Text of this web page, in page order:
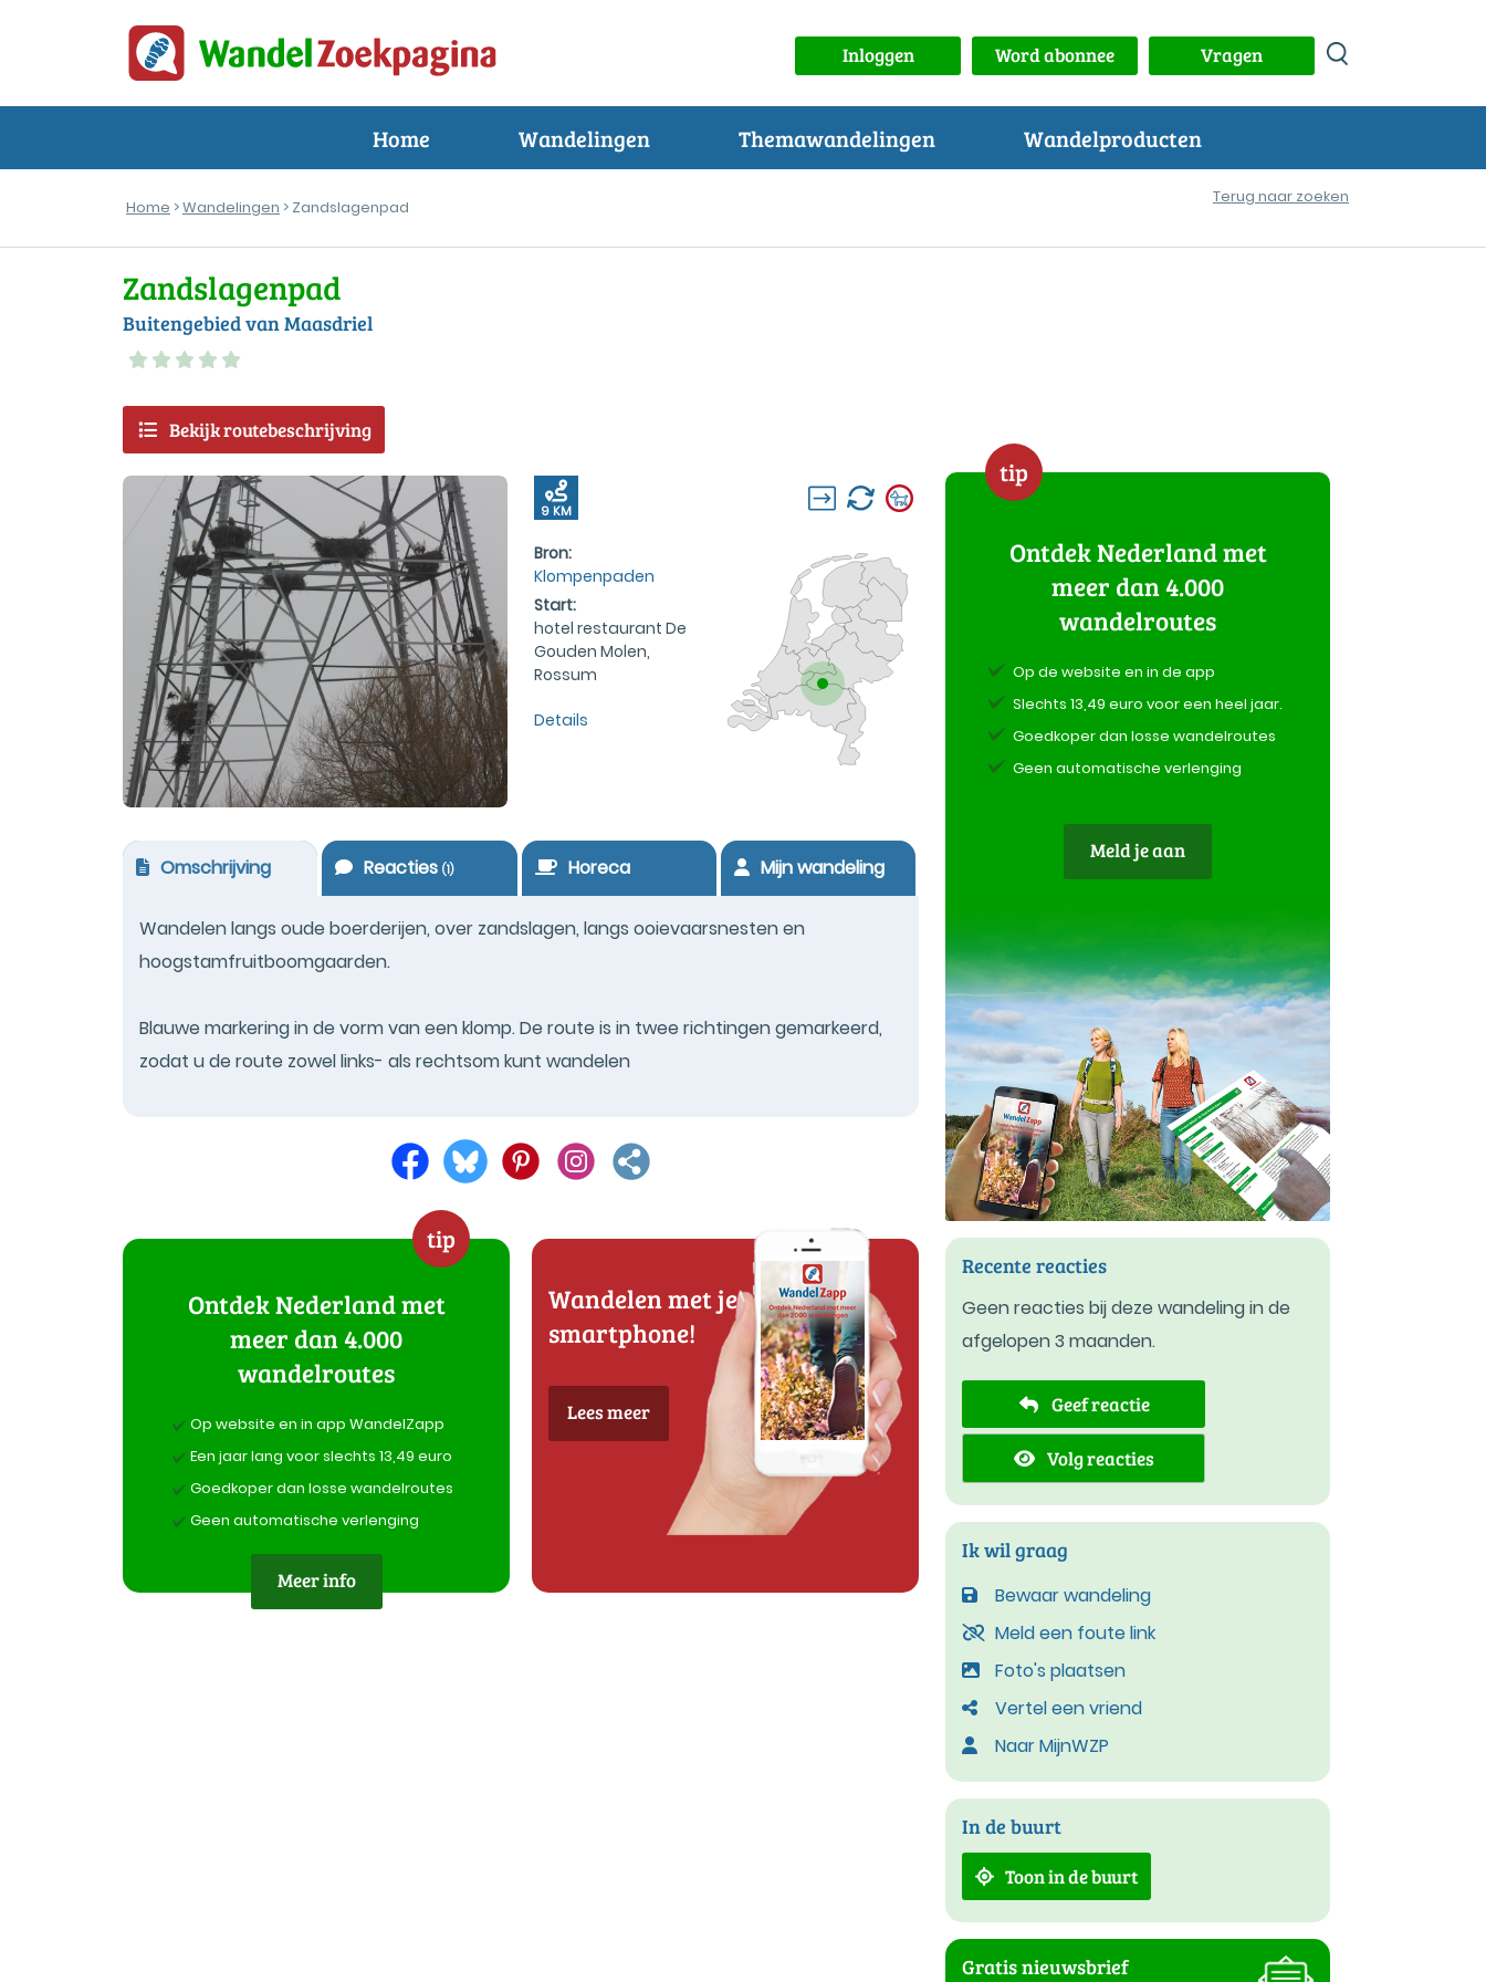
Inloggen Word abonnee Vragen
Home Wandelingen Themawandelingen Wandelproducten
Home >Wandelingen > Zandslagenpad
Terug naar zoeken
Zandslagenpad
Buitengebied van Maasdriel
Bekijk routebeschrijving
9 KM
Bron:
Klompenpaden
Start:
hotel restaurant De
Gouden Molen,
Rossum
Details
Omschrijving Reacties(1) Horeca Mijn wandeling
Wandelen langs oude boerderijen, over zandslagen, langs ooievaarsnesten en
hoogstamfruitboomgaarden.
Blauwe markering in de vorm van een klomp. De route is in twee richtingen gemarkeerd,
zodat u de route zowel links- als rechtsom kunt wandelen
tip
Ontdek Nederland met
meer dan 4.000
wandelroutes
Op website en in app WandelZapp
Een jaar lang voor slechts 13,49 euro
Goedkoper dan losse wandelroutes
Geen automatische verlenging
Meer info
Wandelen met je
smartphone!
Lees meer
tip
Ontdek Nederland met
meer dan 4.000
wandelroutes
Op de website en in de app
Slechts 13,49 euro voor een heel jaar.
Goedkoper dan losse wandelroutes
Geen automatische verlenging
Meld je aan
Recente reacties
Geen reacties bij deze wandeling in de
afgelopen 3 maanden.
Geef reactie
Volg reacties
Ik wil graag
Bewaar wandeling
Meld een foute link
Foto's plaatsen
Vertel een vriend
Naar MijnWZP
In de buurt
Toon in de buurt
Gratis nieuwsbrief